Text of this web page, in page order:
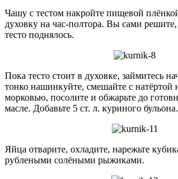
Чашу с тестом накройте пищевой
духовку на час-полтора. Вы сами решите,
тесто поднялось.
Пока тесто стоит в духовке, займитесь
тонко нашинкуйте, смешайте с натёртой
морковью, посолите и обжарьте до
масле. Добавьте 5 ст. л. куриного бульона.
Яйца отварите, охладите, нарежьте
рублеными солёными рыжиками.